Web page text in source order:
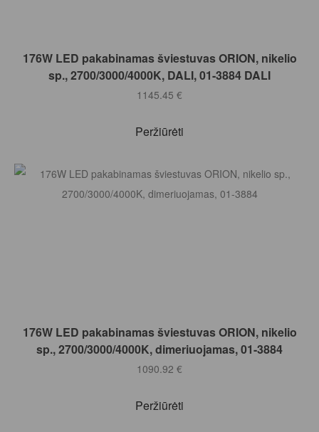
Į KREPŠELĮ
176W LED pakabinamas šviestuvas ORION, nikelio
sp., 2700/3000/4000K, DALI, 01-3884 DALI
1145.45 €
Peržiūrėti
Į KREPŠELĮ
176W LED pakabinamas šviestuvas ORION, nikelio
sp., 2700/3000/4000K, dimeriuojamas, 01-3884
1090.92 €
Peržiūrėti